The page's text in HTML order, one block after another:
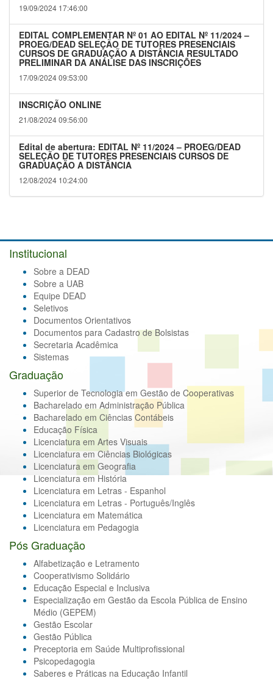
19/09/2024 17:46:00
EDITAL COMPLEMENTAR Nº 01 AO EDITAL Nº 11/2024 –
PROEG/DEAD SELEÇÃO DE TUTORES PRESENCIAIS
CURSOS DE GRADUAÇÃO A DISTÂNCIA RESULTADO
PRELIMINAR DA ANÁLISE DAS INSCRIÇÕES
17/09/2024 09:53:00
INSCRIÇÃO ONLINE
21/08/2024 09:56:00
Edital de abertura: EDITAL Nº 11/2024 – PROEG/DEAD
SELEÇÃO DE TUTORES PRESENCIAIS CURSOS DE
GRADUAÇÃO A DISTÂNCIA
12/08/2024 10:24:00
Institucional
Sobre a DEAD
Sobre a UAB
Equipe DEAD
Seletivos
Documentos Orientativos
Documentos para Cadastro de Bolsistas
Secretaria Acadêmica
Sistemas
Graduação
Superior de Tecnologia em Gestão de Cooperativas
Bacharelado em Administração Pública
Bacharelado em Ciências Contábeis
Educação Física
Licenciatura em Artes Visuais
Licenciatura em Ciências Biológicas
Licenciatura em Geografia
Licenciatura em História
Licenciatura em Letras - Espanhol
Licenciatura em Letras - Português/Inglês
Licenciatura em Matemática
Licenciatura em Pedagogia
Pós Graduação
Alfabetização e Letramento
Cooperativismo Solidário
Educação Especial e Inclusiva
Especialização em Gestão da Escola Pública de Ensino
Médio (GEPEM)
Gestão Escolar
Gestão Pública
Preceptoria em Saúde Multiprofissional
Psicopedagogia
Saberes e Práticas na Educação Infantil